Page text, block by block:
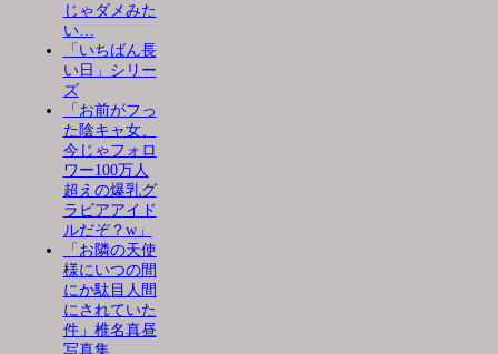
じゃダメみた
い…
「いちばん長
い日」シリー
ズ
「お前がフっ
た陰キャ女、
今じゃフォロ
ワー100万人
超えの爆乳グ
ラビアアイド
ルだぞ？w」
「お隣の天使
様にいつの間
にか駄目人間
にされていた
件」椎名真昼
写真集